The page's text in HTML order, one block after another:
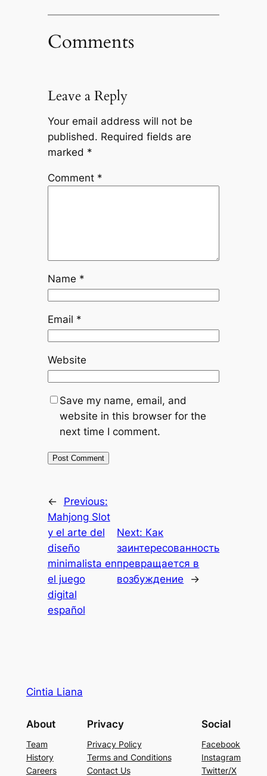
Comments
Leave a Reply
Your email address will not be
published. Required fields are
marked *
Comment *
Name *
Email *
Website
Save my name, email, and
website in this browser for the
next time I comment.
←
Previous:
Mahjong Slot
y el arte del
diseño
minimalista en
el juego
digital
español
Next: Как
заинтересованность
превращается в
возбуждение
→
Cintia Liana
About
Team
History
Careers
Privacy
Privacy Policy
Terms and Conditions
Contact Us
Social
Facebook
Instagram
Twitter/X